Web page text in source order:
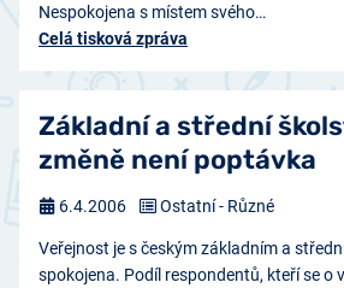
Nespokojena s místem svého…
Celá tisková zpráva
Základní a střední
změně není poptávka
Veřejnost je s českým základním a
spokojena. Podíl respondentů, kteří se o
6.4.2006 Ostatní - Různé